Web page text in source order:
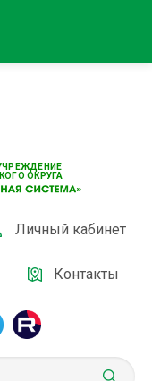
ОКРУГА
Личный кабинет
Контакты